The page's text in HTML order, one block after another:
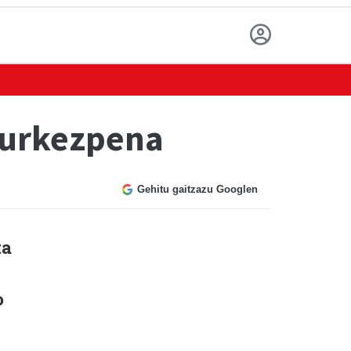
Gehitu gaitzazu Googlen